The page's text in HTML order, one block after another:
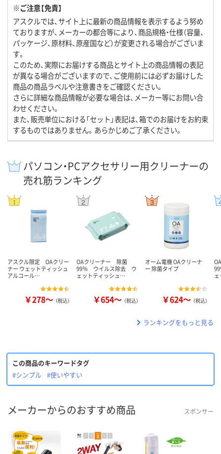
※ご注意【免責】
アスクルでは、サイト上に最新の商品情報を表示するよう努め
ておりますが、メーカーの都合等により、商品規格・仕様（容量、
パッケージ、原材料、原産国など）が変更される場合がございま
す。
このため、実際にお届けする商品とサイト上の商品情報の表記
が異なる場合がございますので、ご使用前には必ずお届けした
商品の商品ラベルや注意書きをご確認ください。
さらに詳細な商品情報が必要な場合は、メーカー等にお問い合
わせください。
また、販売単位における「セット」表記は、箱でのお届けをお約束
するものではありません。あらかじめご了承ください。
パソコン・PCアクセサリー用クリーナーの
売れ筋ランキング
アスクル限定 OAクリー
ナー ウェットティッシュ
アルコール…
￥278～ （税込）
OAクリーナー 除菌
99％ ウイルス除去 ウ
ェットティッシュ…
￥654～ （税込）
オーム電機 OAクリーナ
ー 除菌タイプ
￥624～ （税込）
ランキングをもっと見る
この商品のキーワードタグ
#シンプル
#使いやすい
メーカーからのおすすめ商品 スポンサー